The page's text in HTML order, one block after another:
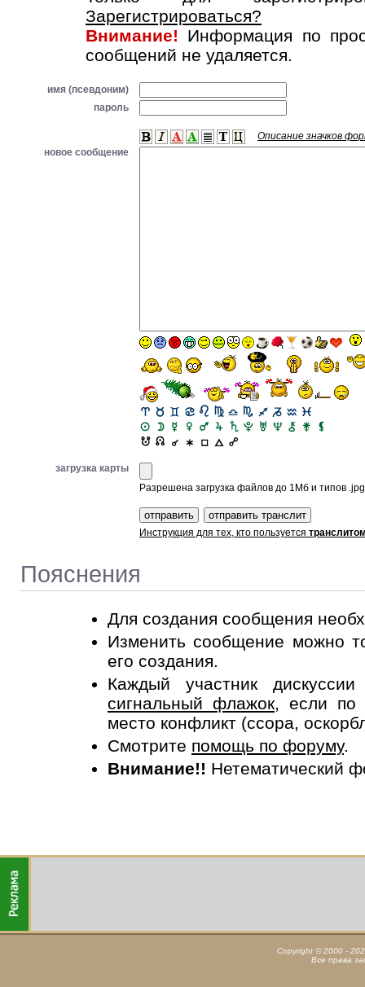
Зарегистрироваться?
Внимание! Информация по
сообщений не удаляется.
имя (псевдоним)
пароль
Описание значков
новое сообщение
загрузка карты
Разрешена загрузка файлов до 1Мб и типов
Инструкция для тех, кто пользуется
Пояснения
Для создания сообщения
Изменить сообщение можно
его создания.
Каждый участник
сигнальный флажок, если по
место конфликт (ссора,
Смотрите помощь по форуму.
Внимание!! Нетематический
Copyright © 2000 -
Все права